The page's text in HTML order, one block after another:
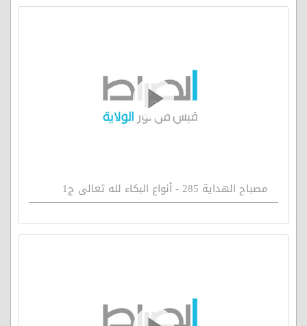
مصباح الهداية 285 - أنواع البكاء لله تعالى ج1